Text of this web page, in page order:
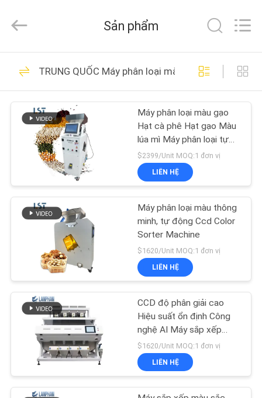
TRANG
CHỦ
CÁC
PHẨM
VIDEO
CHÚNG
THAM
QUAN
Henan
Lanphan
All
Reserved.
Máy sấy đông chân
không
199
Máy phân loại màu
24
Máy sấy phun
80
Sản phẩm
TRUNG QUỐC Máy phân loại màu
Máy phân loại màu gạo
Hạt cà phê Hạt gạo Màu
lúa mì Máy phân loại tự
động
$2399/Unit MOQ:1 đơn vị
LIÊN HỆ
Máy phân loại màu thông
minh, tự động Ccd Color
Sorter Machine
$1620/Unit MOQ:1 đơn vị
LIÊN HỆ
CCD độ phân giải cao
Hiệu suất ổn định Công
nghệ AI Máy sắp xếp
màu quang học
$1620/Unit MOQ:1 đơn vị
LIÊN HỆ